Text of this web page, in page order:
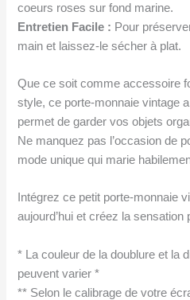
coeurs roses sur fond marine.
Entretien Facile : Pour
main et laissez-le sécher à plat.
Que ce soit comme accessoire
style, ce porte-monnaie vintage
permet de garder vos objets
Ne manquez pas l’occasion de
mode unique qui marie
Intégrez ce petit porte-monnaie
aujourd’hui et créez la sensation
* La couleur de la doublure et la
peuvent varier *
** Selon le calibrage de votre